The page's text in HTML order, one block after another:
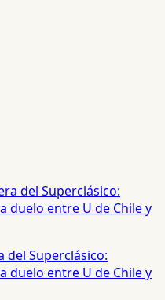
del Superclásico:
duelo entre U de Chile y